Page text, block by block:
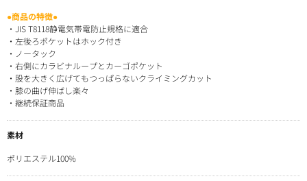
●商品の特徴●
・JIS T8118静電気帯電防止規格に適合
・左後ろポケットはホック付き
・ノータック
・右側にカラビナループとカーゴポケット
・股を大きく広げてもつっぱらないクライミングカット
・膝の曲げ伸ばし楽々
・継続保証商品
素材
ポリエステル100%